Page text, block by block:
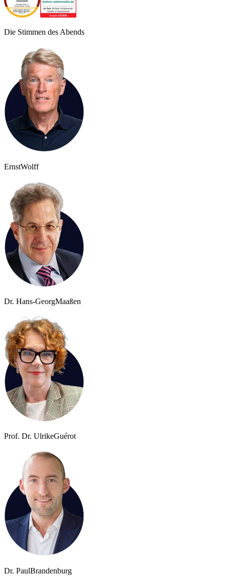
Die Stimmen des Abends
ErnstWolff
Dr. Hans-GeorgMaaßen
Prof. Dr. UlrikeGuérot
Dr. PaulBrandenburg